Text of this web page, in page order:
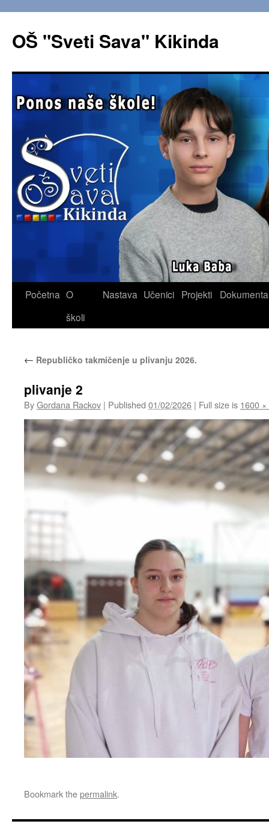
OŠ "Sveti Sava" Kikinda
Skip
Početna O
školi
Nastava Učenici Projekti Dokumenta
← Republičko takmičenje u plivanju 2026.
plivanje 2
ByGordana Rackov | Published 01/02/2026 | Full size is 1600
Bookmark thepermalink.